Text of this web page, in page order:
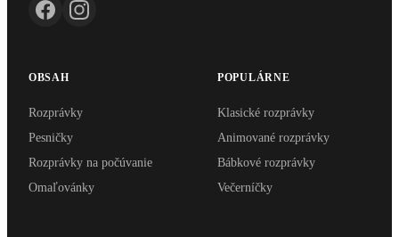
OBSAH
Rozprávky
Pesničky
Rozprávky na počúvanie
Omaľovánky
POPULÁRNE
Klasické rozprávky
Animované rozprávky
Bábkové rozprávky
Večerníčky